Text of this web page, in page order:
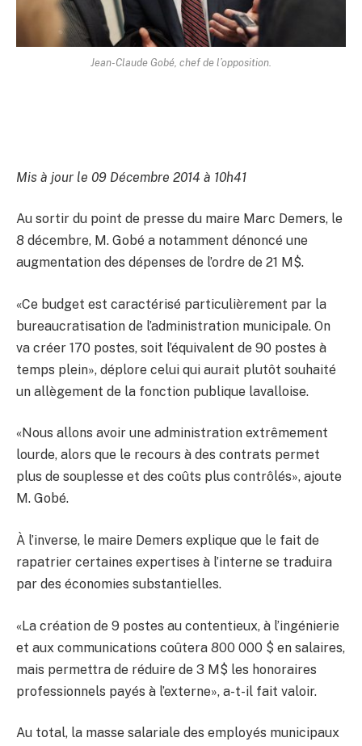
Jean-Claude Gobé, chef de l’opposition.
Mis à jour le 09 Décembre 2014 à 10h41
Au sortir du point de presse du maire Marc Demers, le
8 décembre, M. Gobé a notamment dénoncé une
augmentation des dépenses de l’ordre de 21 M$.
«Ce budget est caractérisé particulièrement par la
bureaucratisation de l’administration municipale. On
va créer 170 postes, soit l’équivalent de 90 postes à
temps plein», déplore celui qui aurait plutôt souhaité
un allègement de la fonction publique lavalloise.
«Nous allons avoir une administration extrêmement
lourde, alors que le recours à des contrats permet
plus de souplesse et des coûts plus contrôlés», ajoute
M. Gobé.
À l’inverse, le maire Demers explique que le fait de
rapatrier certaines expertises à l’interne se traduira
par des économies substantielles.
«La création de 9 postes au contentieux, à l’ingénierie
et aux communications coûtera 800 000 $ en salaires,
mais permettra de réduire de 3 M$ les honoraires
professionnels payés à l’externe», a-t-il fait valoir.
Au total, la masse salariale des employés municipaux